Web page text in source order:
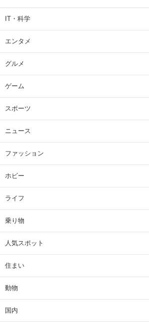
IT・科学
エンタメ
グルメ
ゲーム
スポーツ
ニュース
ファッション
ホビー
ライフ
乗り物
人気スポット
住まい
動物
国内